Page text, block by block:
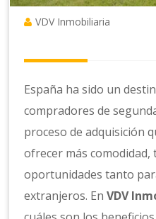
VDV Inmobiliaria
España ha sido un
compradores de
proceso de adquisición
ofrecer más comodidad,
oportunidades tanto
extranjeros. EnVDV